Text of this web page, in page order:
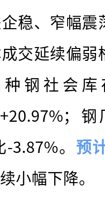
稳、窄幅
交延续偏
钢社会库
；
3.87%。 预
小幅下降。